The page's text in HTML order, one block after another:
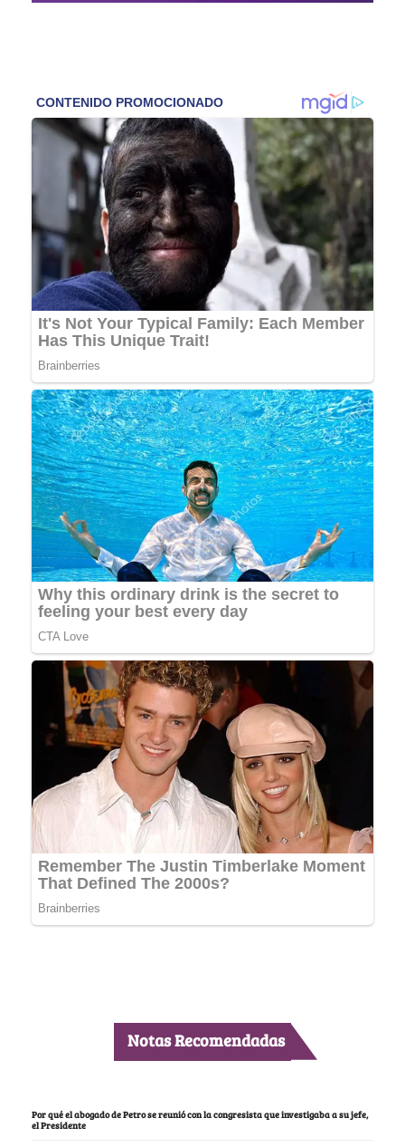
Notas Recomendadas
Por qué el abogado de Petro se reunió con la congresista que investigaba a su jefe,
el Presidente